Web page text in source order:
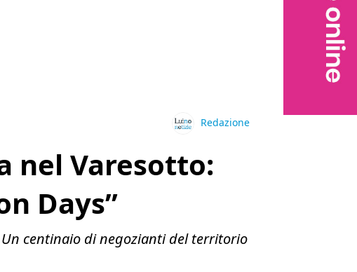
Redazione
nel Varesotto:
Days”
centinaio di negozianti del territorio